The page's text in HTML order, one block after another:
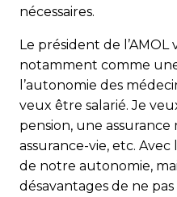
nécessaires.
Le président de
notamment comme
l’autonomie des
veux être salarié. Je
pension, une
assurance-vie, etc.
de notre autonomie,
désavantages de ne